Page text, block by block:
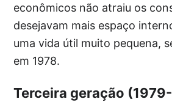
econômicos não atraiu os
desejavam mais espaço
uma vida útil muito pequena,
em 1978.
Terceira geração